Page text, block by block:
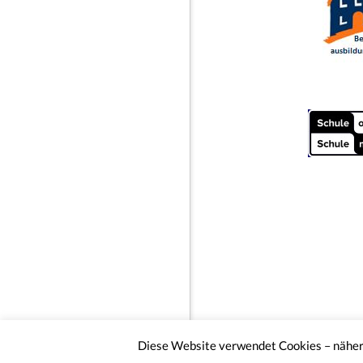
Diese Website verwendet Cookies –